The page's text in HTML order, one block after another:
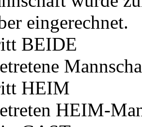
eingerechnet.
BEIDE
HEIM
HEIM-